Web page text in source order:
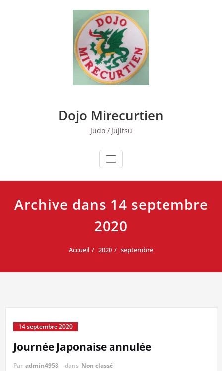
Dojo Mirecurtien
Judo / Jujitsu
Archive dans 14 septembre
2020
Accueil 2020 septembre
14 septembre 2020
Journée Japonaise annulée
Par admin4958 dans Non classé